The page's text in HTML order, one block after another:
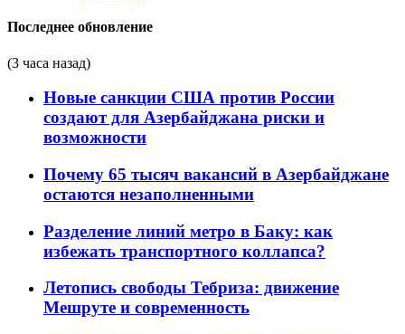
Последнее обновление
(3 часа назад)
Новые санкции США против России
создают для Азербайджана риски и
возможности
Почему 65 тысяч вакансий в Азербайджане
остаются незаполненными
Разделение линий метро в Баку: как
избежать транспортного коллапса?
Летопись свободы Тебриза: движение
Мешруте и современность